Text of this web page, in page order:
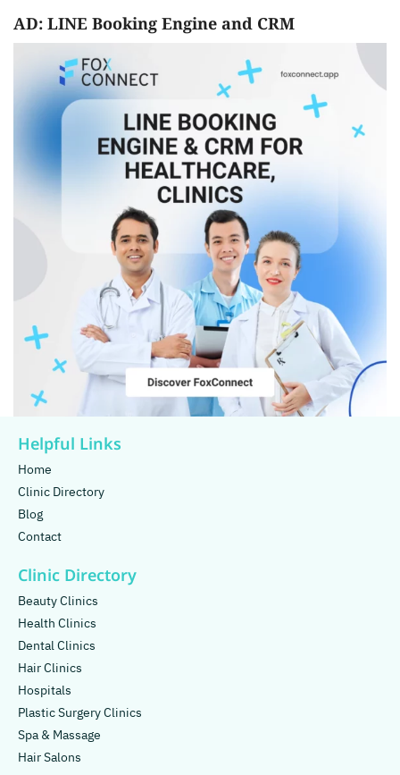
AD: LINE Booking Engine and CRM
Helpful Links
Home
Clinic Directory
Blog
Contact
Clinic Directory
Beauty Clinics
Health Clinics
Dental Clinics
Hair Clinics
Hospitals
Plastic Surgery Clinics
Spa & Massage
Hair Salons